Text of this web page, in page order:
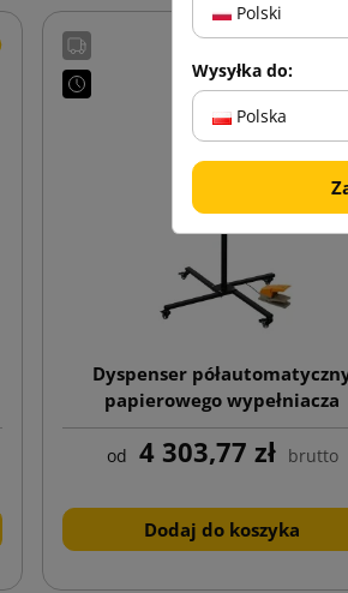
Dyspenser
papierowego wypełniacza
od 4 303,77 zł brutto
Dodaj do koszyka
Polski
Wysyłka do:
Polska